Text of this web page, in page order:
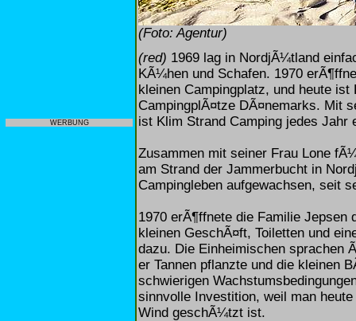
WERBUNG
(Foto: Agentur)
(red) 1969 lag in NordjÃ¼tland
KÃ¼hen und Schafen. 1970
kleinen Campingplatz, und heute
CampingplÃ¤tze DÃ¤nemarks. Mit
ist Klim Strand Camping jedes Jahr
Zusammen mit seiner Frau Lone
am Strand der Jammerbucht in
Campingleben aufgewachsen, seit
1970 erÃ¶ffnete die Familie
kleinen GeschÃ¤ft, Toiletten und
dazu. Die Einheimischen sprachen
er Tannen pflanzte und die kleinen
schwierigen
sinnvolle Investition, weil man
Wind geschÃ¼tzt ist.